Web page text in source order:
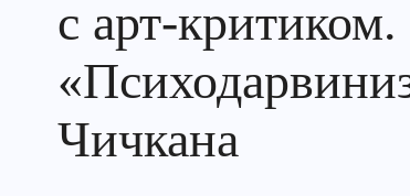
с арт-
Чичкана